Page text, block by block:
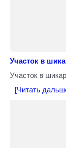
Участок в
Участок в
[Читать